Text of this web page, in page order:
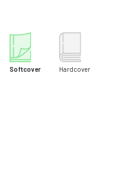
Softcover Hardcover